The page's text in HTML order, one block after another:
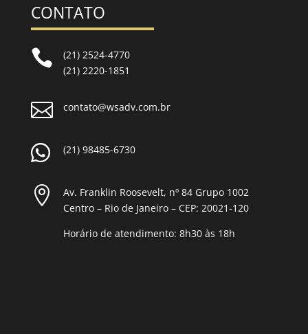
CONTATO

(21) 2524-4770
(21) 2220-1851
 contato@wsadv.com.br
 (21) 98485-6730

Av. Franklin Roosevelt, nº 84 Grupo 1002
Centro – Rio de Janeiro – CEP: 20021-120
Horário de atendimento: 8h30 às 18h